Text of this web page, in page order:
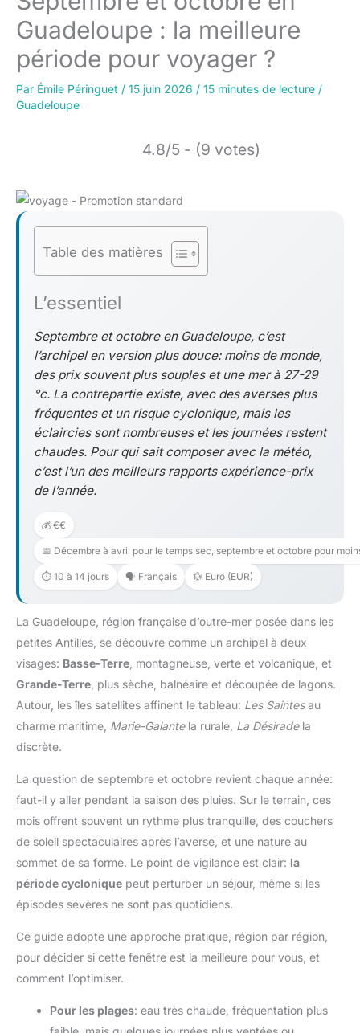
Guadeloupe : la meilleure
période pour voyager ?
Par Émile Péringuet / 15 juin 2026 / 15 minutes de lecture /
Guadeloupe
4.8/5 - (9 votes)
Table des matières
L’essentiel
Septembre et octobre en Guadeloupe, c’est
l’archipel en version plus douce: moins de monde,
des prix souvent plus souples et une mer à 27-29
°c. La contrepartie existe, avec des averses plus
fréquentes et un risque cyclonique, mais les
éclaircies sont nombreuses et les journées restent
chaudes. Pour qui sait composer avec la météo,
c’est l’un des meilleurs rapports expérience-prix
de l’année.
💰 €€
📅 Décembre à avril pour le temps sec, septembre et octobre pour
⏱️ 10 à 14 jours 🗣️ Français 💱 Euro (EUR)
La Guadeloupe, région française d’outre-mer posée dans les
petites Antilles, se découvre comme un archipel à deux
visages: Basse-Terre , montagneuse, verte et volcanique, et
Grande-Terre , plus sèche, balnéaire et découpée de lagons.
Autour, les îles satellites affinent le tableau: Les Saintesau
charme maritime, Marie-Galantela rurale, La Désiradela
discrète.
La question de septembre et octobre revient chaque année:
faut-il y aller pendant la saison des pluies. Sur le terrain, ces
mois offrent souvent un rythme plus tranquille, des couchers
de soleil spectaculaires après l’averse, et une nature au
sommet de sa forme. Le point de vigilance est clair: la
période cyclonique peut perturber un séjour, même si les
épisodes sévères ne sont pas quotidiens.
Ce guide adopte une approche pratique, région par région,
pour décider si cette fenêtre est la meilleure pour vous, et
comment l’optimiser.
Pour les plages: eau très chaude, fréquentation plus